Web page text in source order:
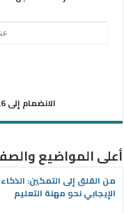
الانضمام إلى 27.6 من آلاف المشتركين الآخرين
أعلى المواضيع
من القلق إلى التمكين:
الإيجابي نحو مهنة التعليم